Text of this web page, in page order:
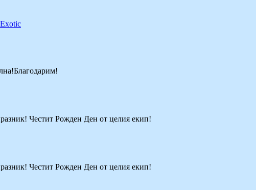
Честит Рожден Ден от целия екип!
Честит Рожден Ден от целия екип!